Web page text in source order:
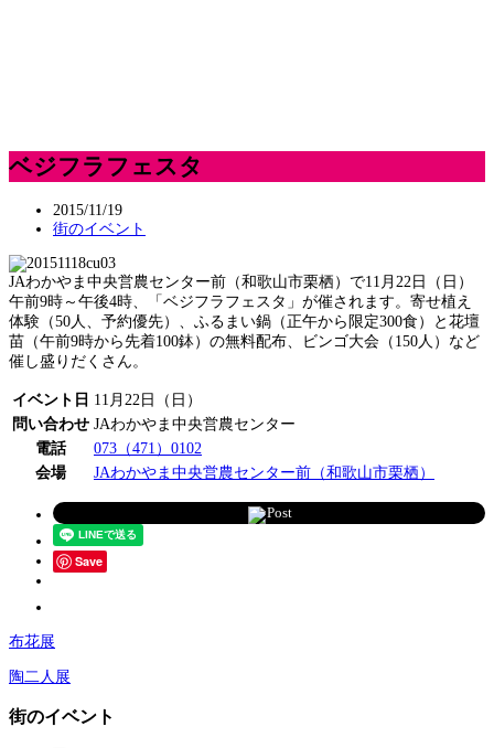
ベジフラフェスタ
2015/11/19
街のイベント
JAわかやま中央営農センター前（和歌山市栗栖）で11月22日（日）
午前9時～午後4時、「ベジフラフェスタ」が催されます。寄せ植え
体験（50人、予約優先）、ふるまい鍋（正午から限定300食）と花壇
苗（午前9時から先着100鉢）の無料配布、ビンゴ大会（150人）など
催し盛りだくさん。
イベント日 11月22日（日）
問い合わせ JAわかやま中央営農センター
電話
073（471）0102
会場
JAわかやま中央営農センター前（和歌山市栗栖）
Post
Save
布花展
陶二人展
街のイベント